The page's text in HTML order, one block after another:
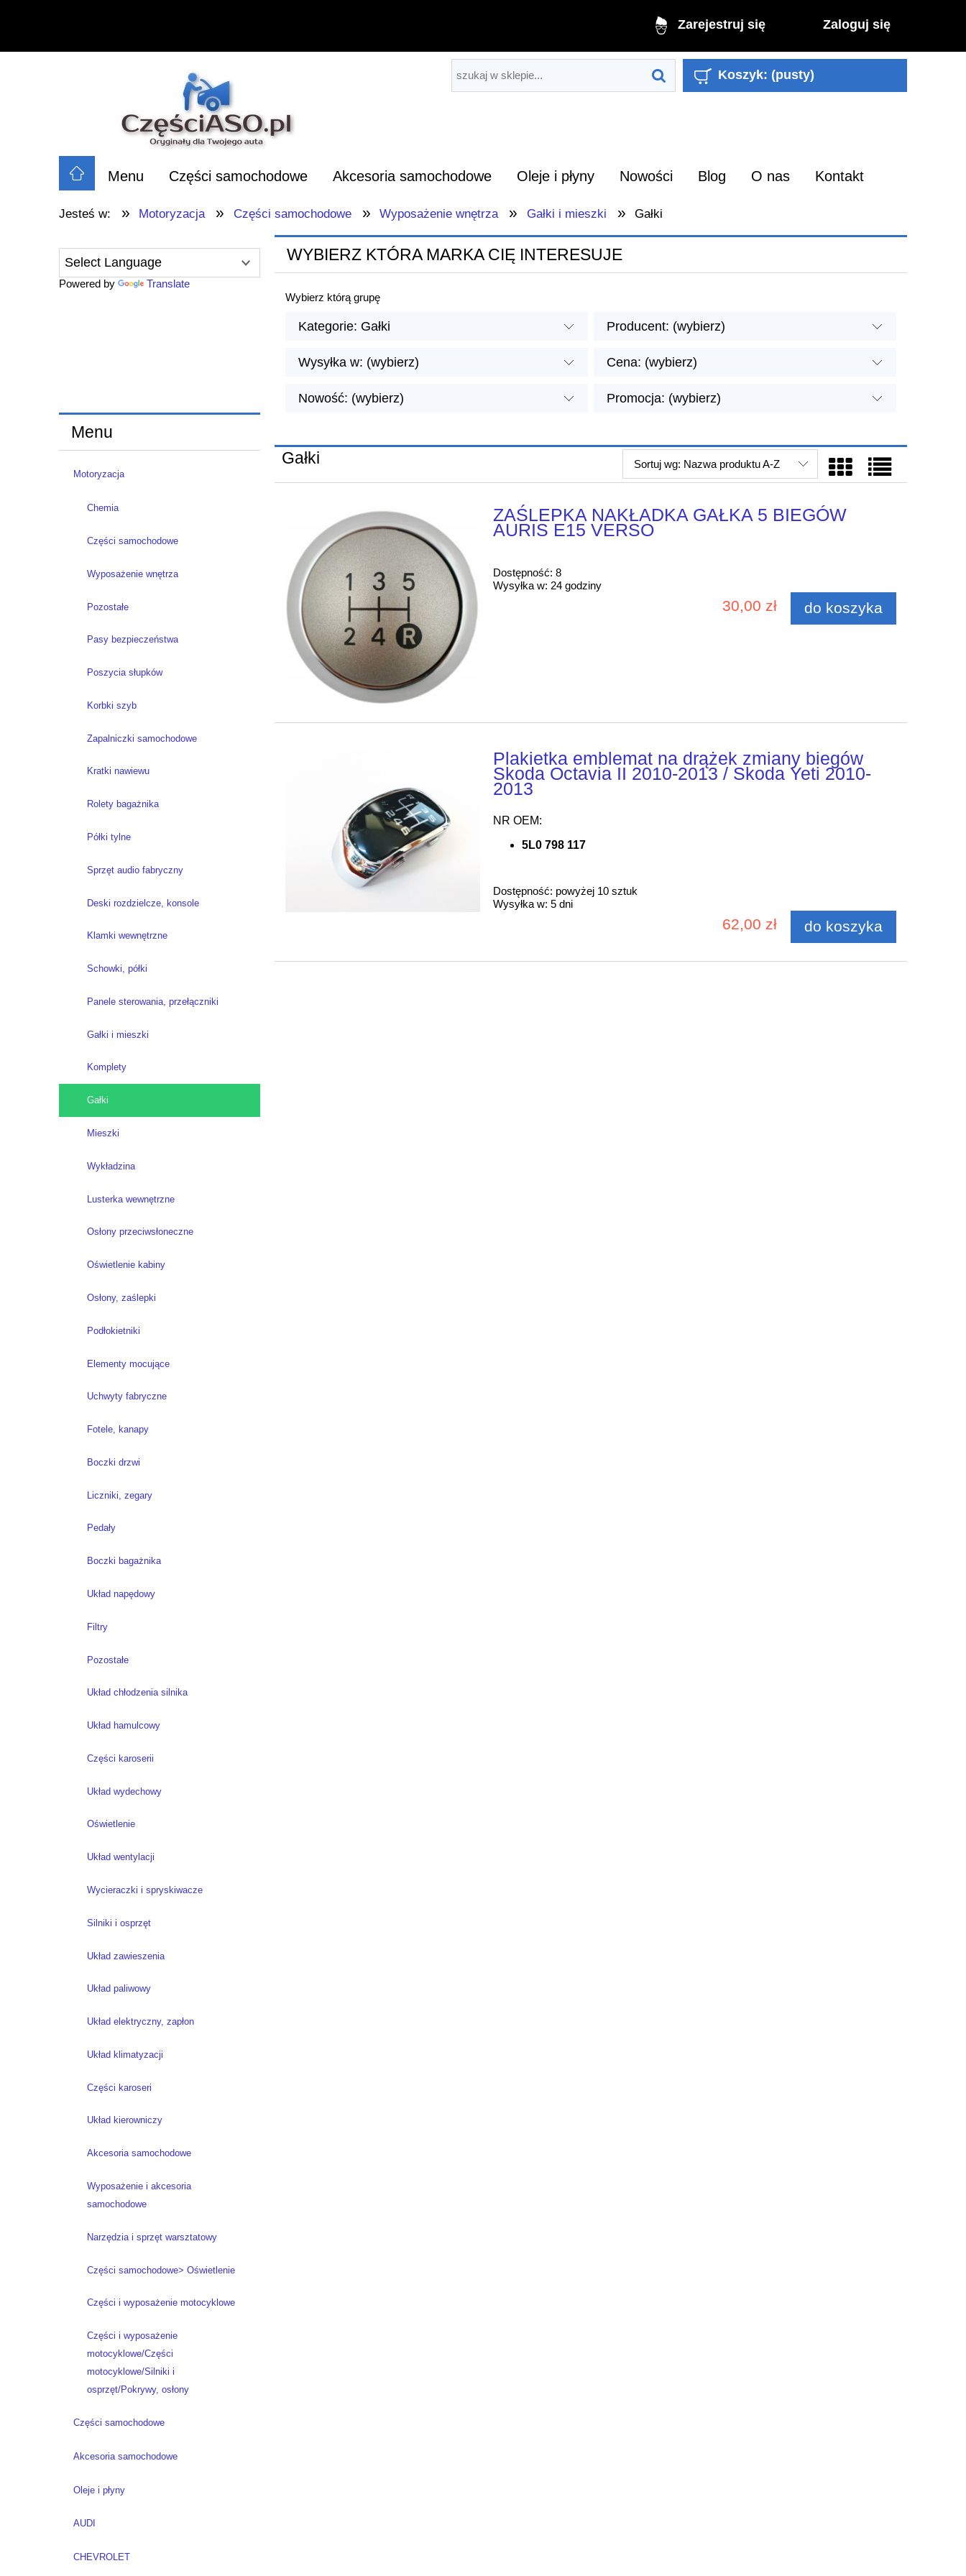
Zarejestruj się Zaloguj się
Koszyk: (pusty)
Menu Części samochodowe Akcesoria samochodowe Oleje i płyny Nowości Blog O nas Kontakt
Jesteś w: » Motoryzacja » Części samochodowe » Wyposażenie wnętrza » Gałki i mieszki » Gałki
Powered by Translate
Menu
Motoryzacja
Chemia
Części samochodowe
Wyposażenie wnętrza
Pozostałe
Pasy bezpieczeństwa
Poszycia słupków
Korbki szyb
Zapalniczki samochodowe
Kratki nawiewu
Rolety bagażnika
Półki tylne
Sprzęt audio fabryczny
Deski rozdzielcze, konsole
Klamki wewnętrzne
Schowki, półki
Panele sterowania, przełączniki
Gałki i mieszki
Komplety
Gałki
Mieszki
Wykładzina
Lusterka wewnętrzne
Osłony przeciwsłoneczne
Oświetlenie kabiny
Osłony, zaślepki
Podłokietniki
Elementy mocujące
Uchwyty fabryczne
Fotele, kanapy
Boczki drzwi
Liczniki, zegary
Pedały
Boczki bagażnika
Układ napędowy
Filtry
Pozostałe
Układ chłodzenia silnika
Układ hamulcowy
Części karoserii
Układ wydechowy
Oświetlenie
Układ wentylacji
Wycieraczki i spryskiwacze
Silniki i osprzęt
Układ zawieszenia
Układ paliwowy
Układ elektryczny, zapłon
Układ klimatyzacji
Części karoseri
Układ kierowniczy
Akcesoria samochodowe
Wyposażenie i akcesoria
samochodowe
Narzędzia i sprzęt warsztatowy
Części samochodowe> Oświetlenie
Części i wyposażenie motocyklowe
Części i wyposażenie
motocyklowe/Części
motocyklowe/Silniki i
osprzęt/Pokrywy, osłony
Części samochodowe
Akcesoria samochodowe
Oleje i płyny
AUDI
CHEVROLET
WYBIERZ KTÓRA MARKA CIĘ INTERESUJE
Wybierz którą grupę
Kategorie: Gałki Producent: (wybierz)
Wysyłka w: (wybierz) Cena: (wybierz)
Nowość: (wybierz) Promocja: (wybierz)
Gałki Sortuj wg: Nazwa produktu A-Z
ZAŚLEPKA NAKŁADKA GAŁKA 5 BIEGÓW
AURIS E15 VERSO
Dostępność: 8
Wysyłka w: 24 godziny
30,00 zł do koszyka
Plakietka emblemat na drążek zmiany biegów
Skoda Octavia II 2010-2013 / Skoda Yeti 2010-
2013
NR OEM:
5L0 798 117
Dostępność: powyżej 10 sztuk
Wysyłka w: 5 dni
62,00 zł do koszyka